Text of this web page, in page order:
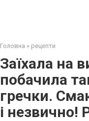
Головна » рецепти
Заїхала на
побачила
гречки.
і незвично!